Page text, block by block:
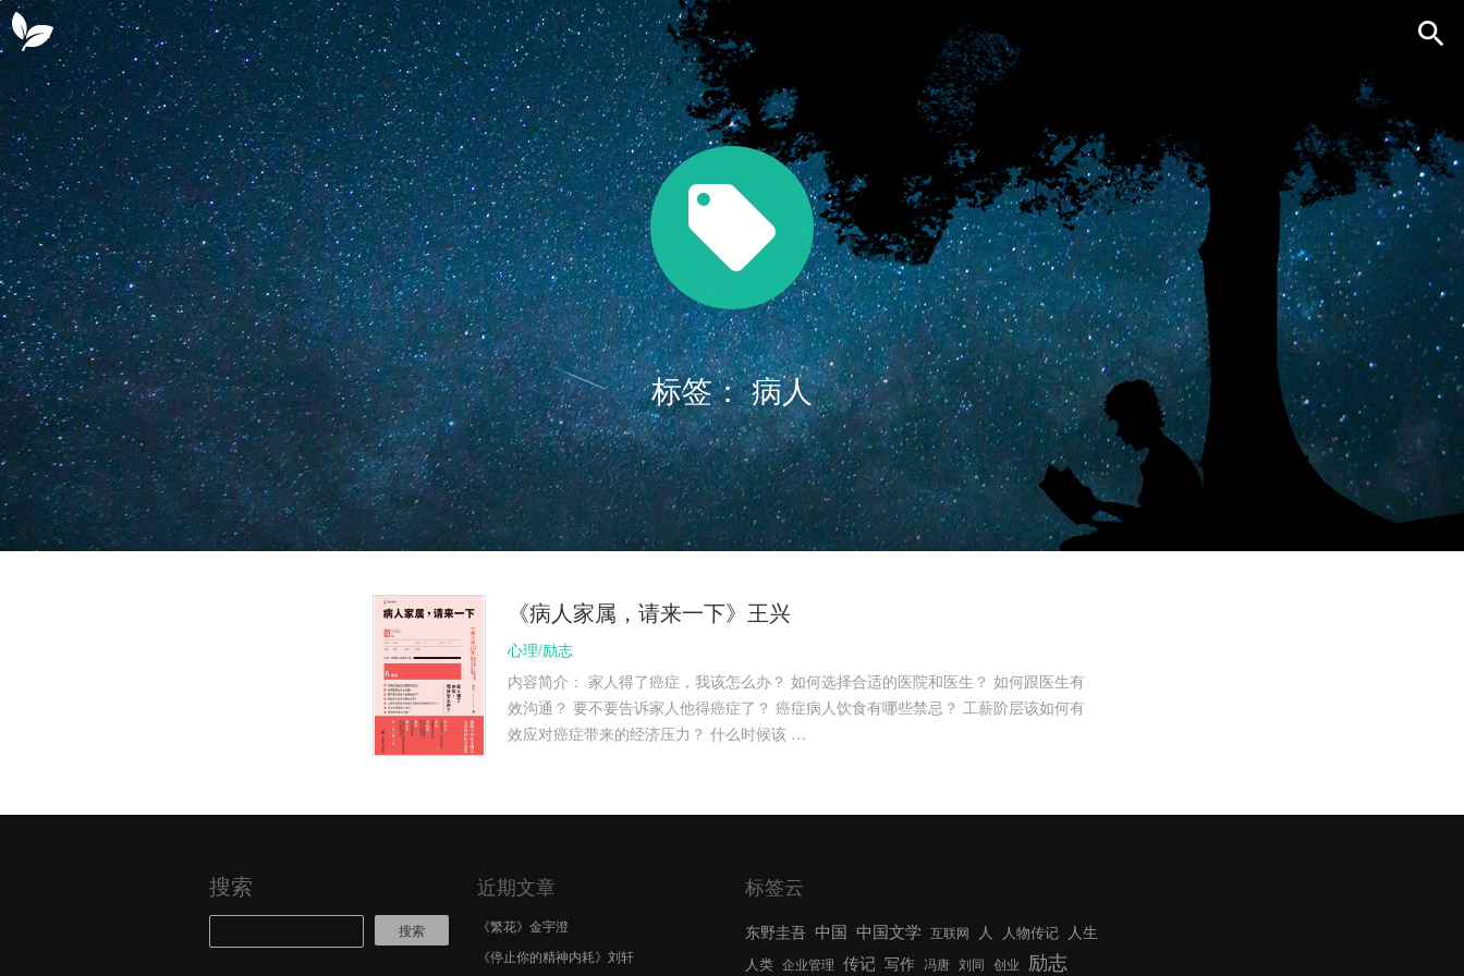
标签：病人
《病人家属，请来一下》王兴
心理/励志
内容简介： 家人得了癌症，我该怎么办？ 如何选择合适的医院和医生？ 如何跟医生有
效沟通？ 要不要告诉家人他得癌症了？ 癌症病人饮食有哪些禁忌？ 工薪阶层该如何有
效应对癌症带来的经济压力？ 什么时候该 …
搜索
搜索
近期文章
《繁花》金宇澄
《停止你的精神内耗》刘轩
标签云
东野圭吾 中国 中国文学 互联网 人 人物传记 人生
人类 企业管理 传记 写作 冯唐 刘同 创业 励志